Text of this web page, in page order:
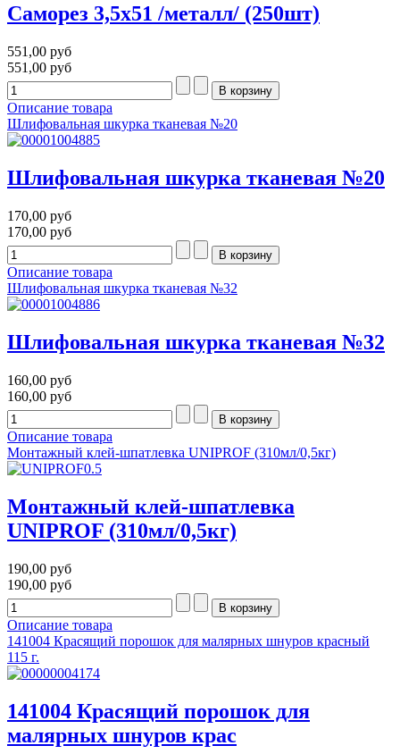
Саморез 3,5х51 /металл/ (250шт)
551,00 руб
551,00 руб
Описание товара
Шлифовальная шкурка тканевая №20
Шлифовальная шкурка тканевая №20
170,00 руб
170,00 руб
Описание товара
Шлифовальная шкурка тканевая №32
Шлифовальная шкурка тканевая №32
160,00 руб
160,00 руб
Описание товара
Монтажный клей-шпатлевка UNIPROF (310мл/0,5кг)
Монтажный клей-шпатлевка
UNIPROF (310мл/0,5кг)
190,00 руб
190,00 руб
Описание товара
141004 Красящий порошок для малярных шнуров красный
115 г.
141004 Красящий порошок для
малярных шнуров крас